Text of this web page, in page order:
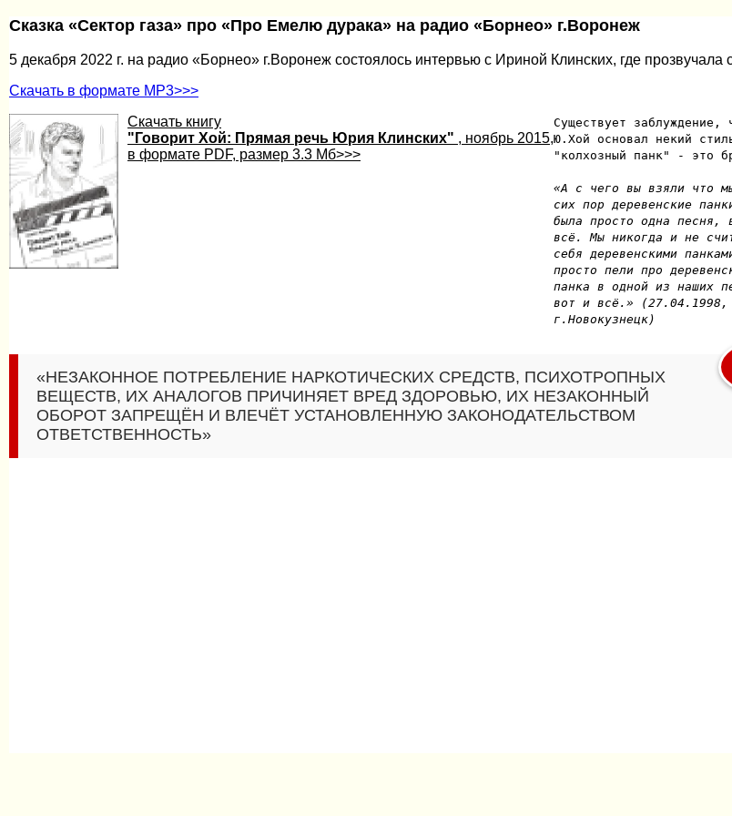
Сказка «Сектор газа» про «Про Емелю дурака» на радио «Борнео» г.Воронеж
5 декабря 2022 г. на радио «Борнео» г.Воронеж состоялось интервью с Ириной Клинских, где
Скачать в формате MP3>>>
Скачать книгу
"Говорит Хой: Прямая речь Юрия Клинских" , ноябрь 2015,
в формате PDF, размер 3.3 Мб>>>
Существует заблуждение,
Ю.Хой основал некий
"колхозный панк" - это
«А с чего вы взяли что
сих пор деревенские
была просто одна песня,
всё. Мы никогда и не
себя деревенскими
просто пели про
панка в одной из наших
вот и всё.» (27.04.1998,
г.Новокузнецк)
«НЕЗАКОННОЕ ПОТРЕБЛЕНИЕ НАРКОТИЧЕСКИХ СРЕДСТВ, ПСИХОТРОПНЫХ
ВЕЩЕСТВ, ИХ АНАЛОГОВ ПРИЧИНЯЕТ ВРЕД ЗДОРОВЬЮ, ИХ НЕЗАКОННЫЙ
ОБОРОТ ЗАПРЕЩЁН И ВЛЕЧЁТ УСТАНОВЛЕННУЮ ЗАКОНОДАТЕЛЬСТВОМ
ОТВЕТСТВЕННОСТЬ»